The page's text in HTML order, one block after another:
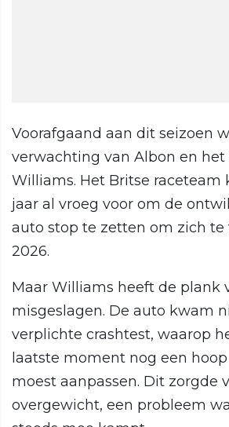
Voorafgaand aan dit seizoen
verwachting van Albon en het
Williams. Het Britse raceteam
jaar al vroeg voor om de
auto stop te zetten om zich te
2026.
Maar Williams heeft de plank
misgeslagen. De auto kwam
verplichte crashtest, waarop
laatste moment nog een
moest aanpassen. Dit zorgde
overgewicht, een probleem